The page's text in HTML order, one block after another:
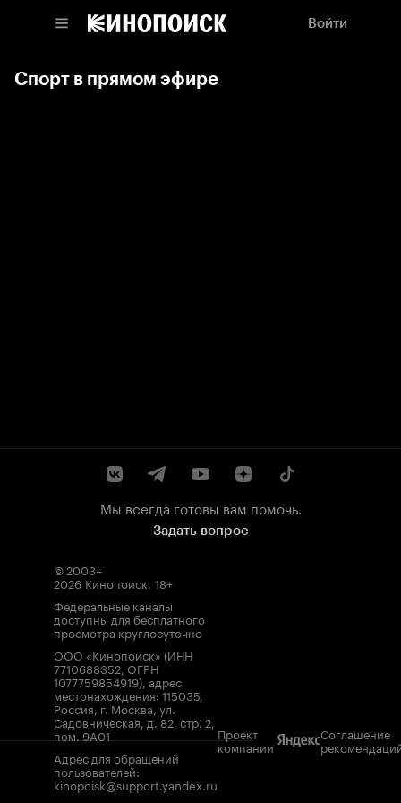
Войти
Спорт в прямом эфире
Мы всегда готовы вам помочь.
Задать вопрос
© 2003–
2026 Кинопоиск. 18+
Федеральные каналы
доступны для бесплатного
просмотра круглосуточно
ООО «Кинопоиск» (ИНН
7710688352, ОГРН
1077759854919), адрес
местонахождения: 115035,
Россия, г. Москва, ул.
Садовническая, д. 82, стр. 2,
пом. 9А01
Адрес для обращений
пользователей:
kinopoisk@support.yandex.ru
Проект
компании
Соглашение